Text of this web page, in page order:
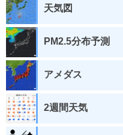
天気図
PM2.5分布予測
アメダス
2週間天気